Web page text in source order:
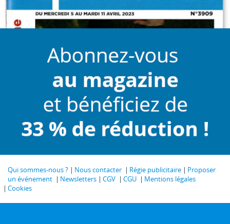
Qui sommes-nous ? Nous contacter Régie publicitaire
Proposer
un événement
Newsletters CGV CGU
Mentions légales
Cookies